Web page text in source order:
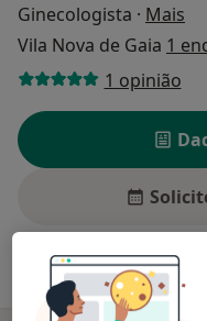
Ginecologista · Mais
Vila Nova de Gaia 1
1 opinião
Experiência